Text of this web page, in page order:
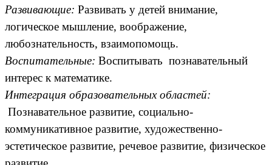
Развивающие: Развивать у детей внимание,
логическое мышление, воображение,
любознательность, взаимопомощь.
Воспитательные: Воспитывать познавательный
интерес к математике.
Интеграция образовательных областей:
Познавательное развитие, социально-
коммуникативное развитие, художественно-
эстетическое развитие, речевое развитие, физическое